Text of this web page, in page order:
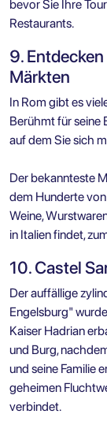
bevor Sie Ihre
Restaurants.
9.
Märkten
In Rom gibt es
Berühmt für seine
auf dem Sie sich
Der bekannteste
dem Hunderte
Weine,
in Italien findet,
10. Castel
Der auffällige
Engelsburg"
Kaiser Hadrian
und Burg,
und seine Familie
geheimen
verbindet.